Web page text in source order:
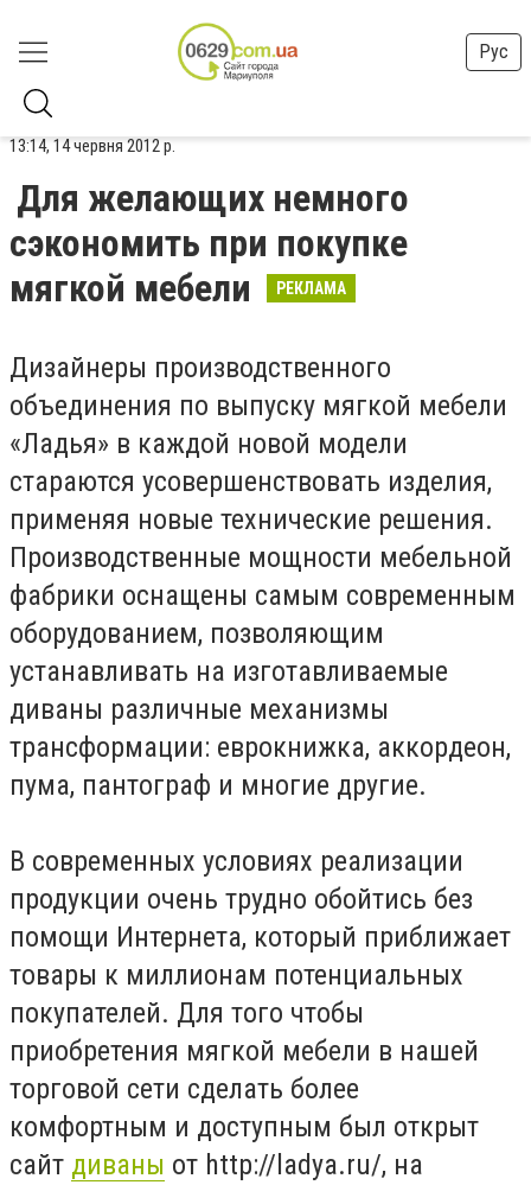
Рус
13:14, 14 червня 2012 р.
Для желающих немного
сэкономить при покупке
мягкой мебели
РЕКЛАМА
Дизайнеры производственного
объединения по выпуску мягкой мебели
«Ладья» в каждой новой модели
стараются усовершенствовать изделия,
применяя новые технические решения.
Производственные мощности мебельной
фабрики оснащены самым современным
оборудованием, позволяющим
устанавливать на изготавливаемые
диваны различные механизмы
трансформации: еврокнижка, аккордеон,
пума, пантограф и многие другие.
В современных условиях реализации
продукции очень трудно обойтись без
помощи Интернета, который приближает
товары к миллионам потенциальных
покупателей. Для того чтобы
приобретения мягкой мебели в нашей
торговой сети сделать более
комфортным и доступным был открыт
сайт диваны от http://ladya.ru/, на